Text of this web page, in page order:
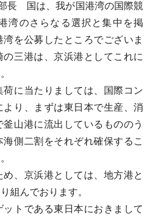
長 国は、我が国港湾の国際競
湾のさらなる選択と集中を掲
を公募したところでございま
三港は、京浜港としてこれに
に当たりましては、国際コン
り、まずは東日本で生産、消
山港に流出しているもののう
側二割をそれぞれ確保するこ
、京浜港としては、地方港と
組んでおります。
トである東日本におきまして